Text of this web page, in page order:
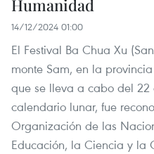
Humanidad
14/12/2024 01:00
El Festival Ba Chua Xu
monte Sam, en la
que se lleva a cabo del
calendario lunar, fue
Organización de las
Educación, la Ciencia y la